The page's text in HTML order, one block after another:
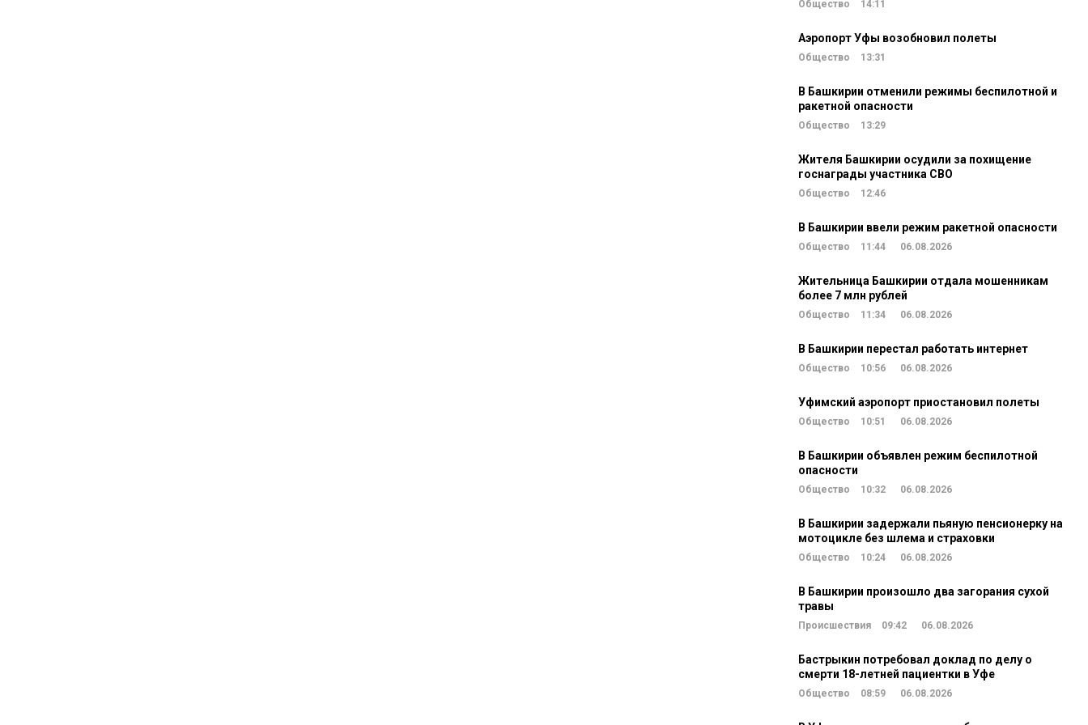
Общество 14:11
Аэропорт Уфы возобновил полеты
Общество 13:31
В Башкирии отменили режимы беспилотной и
ракетной опасности
Общество 13:29
Жителя Башкирии осудили за похищение
госнаграды участника СВО
Общество 12:46
В Башкирии ввели режим ракетной опасности
Общество 11:44 06.08.2026
Жительница Башкирии отдала мошенникам
более 7 млн рублей
Общество 11:34 06.08.2026
В Башкирии перестал работать интернет
Общество 10:56 06.08.2026
Уфимский аэропорт приостановил полеты
Общество 10:51 06.08.2026
В Башкирии объявлен режим беспилотной
опасности
Общество 10:32 06.08.2026
В Башкирии задержали пьяную пенсионерку на
мотоцикле без шлема и страховки
Общество 10:24 06.08.2026
В Башкирии произошло два загорания сухой
травы
Происшествия 09:42 06.08.2026
Бастрыкин потребовал доклад по делу о
смерти 18-летней пациентки в Уфе
Общество 08:59 06.08.2026